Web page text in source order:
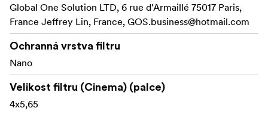
Pozvolný přechod mezi hustou a čirou oblastí.
Filtr nemá vliv na barevnost snímku a je ideální pro
použití v kombinaci s dalšími filtry.
Oba povrchy mají vlastní vrstvu NiSi optického
nano povlaku, který pohlcuje jak viditelné vlnové
délky světla, tak i světlo infračervené, pro zachování
Global One Solution LTD, 6 rue d'Armaillé 75017 Paris,
France Jeffrey Lin, France, GOS.business@hotmail.com
Ochranná vrstva filtru
Nano
Velikost filtru (Cinema) (palce)
4x5,65